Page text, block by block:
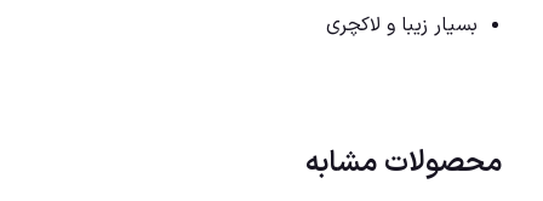
بسیار زیبا و لاکچری
محصولات مشابه